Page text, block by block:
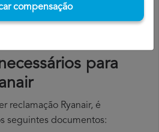
para
reclamação Ryanair, é
seguintes documentos:
compensação